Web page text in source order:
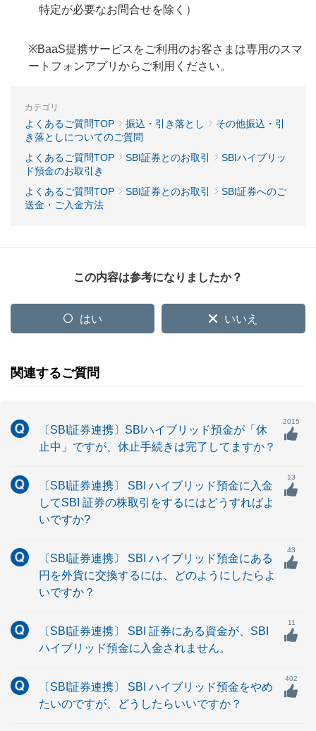
特定が必要なお問合せを除く）
※BaaS提携サービスをご利用のお客さまは専用のスマ
ートフォンアプリからご利用ください。
カテゴリ
よくあるご質問TOP 振込・引き落とし
その他振込・引
き落としについてのご質問
よくあるご質問TOP
SBI証券とのお取引
SBIハイブリッ
ド預金のお取引き
よくあるご質問TOP
SBI証券とのお取引
SBI証券へのご
送金・ご入金方法
この内容は参考になりましたか？
はい いいえ
関連するご質問
〔SBI証券連携〕SBIハイブリッド預金が「休
止中」ですが、休止手続きは完了してますか？
2015
〔SBI証券連携〕 SBI ハイブリッド預金に入金
してSBI 証券の株取引をするにはどうすればよ
いですか?
13
〔SBI証券連携〕 SBI ハイブリッド預金にある
円を外貨に交換するには、どのようにしたらよ
いですか？
43
〔SBI証券連携〕 SBI 証券にある資金が、SBI
ハイブリッド預金に入金されません。
11
〔SBI証券連携〕 SBI ハイブリッド預金をやめ
たいのですが、どうしたらいいですか？
402